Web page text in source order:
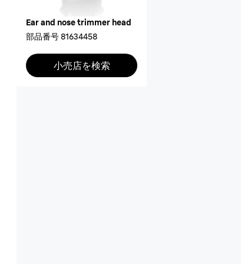
Ear and nose trimmer head
部品番号81634458
小売店を検索